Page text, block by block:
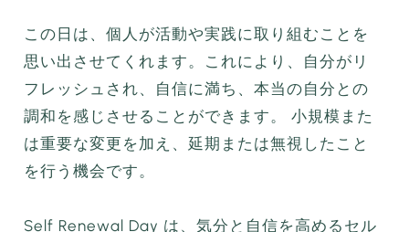
この日は、個人が活動や実践に取り組むことを
思い出させてくれます。これにより、自分がリ
フレッシュされ、自信に満ち、本当の自分との
調和を感じさせることができます。 小規模また
は重要な変更を加え、延期または無視したこと
を行う機会です。
Self Renewal Day は、気分と自信を高めるセル